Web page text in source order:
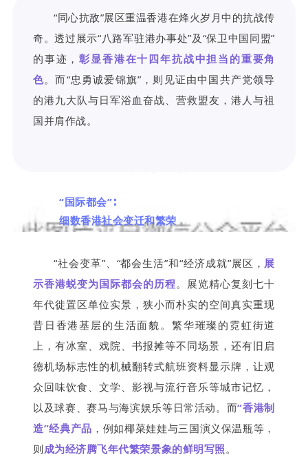
“同心抗敌”展区重温香港在烽火岁月中的抗战传
奇。透过展示“八路军驻港办事处”及“保卫中国同盟”
的事迹，彰显香港在十四年抗战中担当的重要角
色。而“忠勇诚爱锦旗”，则见证由中国共产党领导
的港九大队与日军浴血奋战、营救盟友，港人与祖
国并肩作战。
“国际都会”∶
细数香港社会变迁和繁荣
“社会变革”、“都会生活”和“经济成就”展区， 展
示香港蜕变为国际都会的历程。展览精心复刻七十
年代徙置区单位实景，狭小而朴实的空间真实重现
昔日香港基层的生活面貌。繁华璀璨的霓虹街道
上，有冰室、戏院、书报摊等不同场景，还有旧启
德机场标志性的机械翻转式航班资料显示牌，让观
众回味饮食、文学、影视与流行音乐等城市记忆，
以及球赛、赛马与海滨娱乐等日常活动。而“香港制
造”经典产品 ，例如椰菜娃娃与三国演义保温瓶等，
则成为经济腾飞年代繁荣景象的鲜明写照。